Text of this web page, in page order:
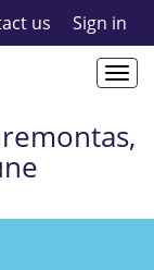
us Sign in